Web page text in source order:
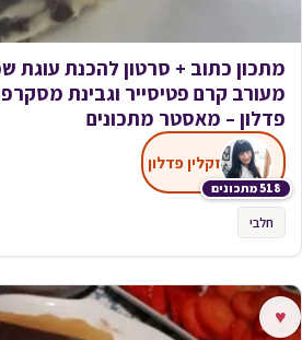
מתכון כתוב + סרטון להכנת עוגת
מעורב קרם פטיסייר וגבינת
פדלון – מאסטר מתכונים
518 מתכונים
זקלין פדלון
חלבי
♥